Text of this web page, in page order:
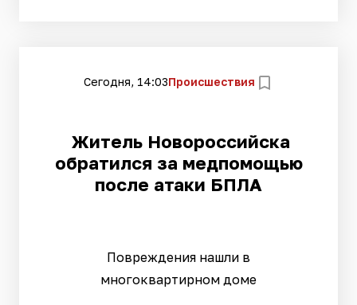
Сегодня, 14:03Происшествия
Житель Новороссийска
обратился за медпомощью
после атаки БПЛА
Повреждения нашли в
многоквартирном доме